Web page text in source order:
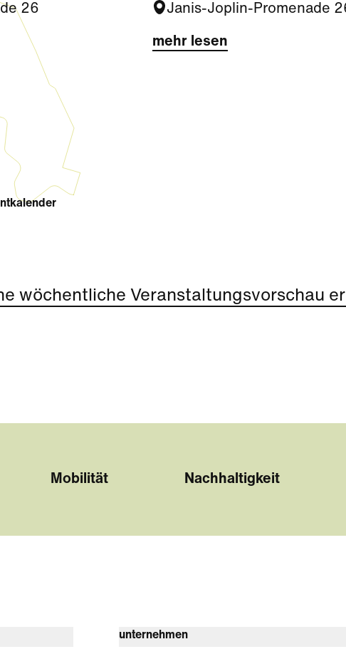
26
Janis-Joplin-Promenade
mehr lesen
wöchentliche Veranstaltungsvorschau
Mobilität Nachhaltigkeit
unternehmen